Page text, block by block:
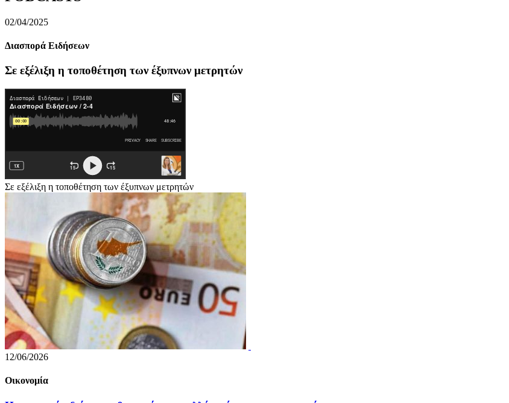
02/04/2025
Διασπορά Ειδήσεων
Σε εξέλιξη η τοποθέτηση των έξυπνων μετρητών
Σε εξέλιξη η τοποθέτηση των έξυπνων μετρητών
12/06/2026
Οικονομία